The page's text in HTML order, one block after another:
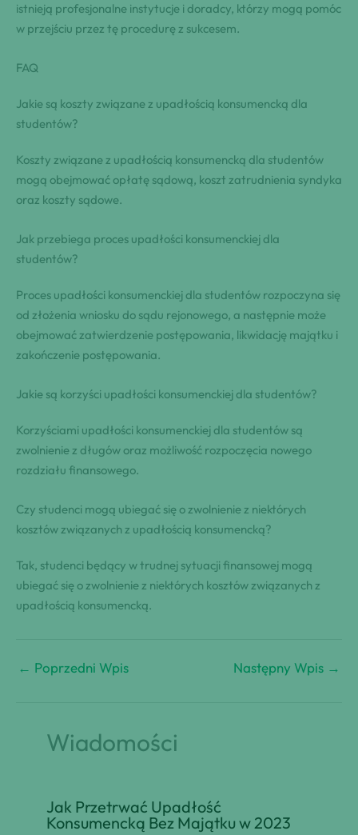
istnieją profesjonalne instytucje i doradcy, którzy mogą pomóc
w przejściu przez tę procedurę z sukcesem.
FAQ
Jakie są koszty związane z upadłością konsumencką dla
studentów?
Koszty związane z upadłością konsumencką dla studentów
mogą obejmować opłatę sądową, koszt zatrudnienia syndyka
oraz koszty sądowe.
Jak przebiega proces upadłości konsumenckiej dla
studentów?
Proces upadłości konsumenckiej dla studentów rozpoczyna się
od złożenia wniosku do sądu rejonowego, a następnie może
obejmować zatwierdzenie postępowania, likwidację majątku i
zakończenie postępowania.
Jakie są korzyści upadłości konsumenckiej dla studentów?
Korzyściami upadłości konsumenckiej dla studentów są
zwolnienie z długów oraz możliwość rozpoczęcia nowego
rozdziału finansowego.
Czy studenci mogą ubiegać się o zwolnienie z niektórych
kosztów związanych z upadłością konsumencką?
Tak, studenci będący w trudnej sytuacji finansowej mogą
ubiegać się o zwolnienie z niektórych kosztów związanych z
upadłością konsumencką.
← Poprzedni Wpis Następny Wpis →
Wiadomości
Jak Przetrwać Upadłość
Konsumencką Bez Majątku w 2023